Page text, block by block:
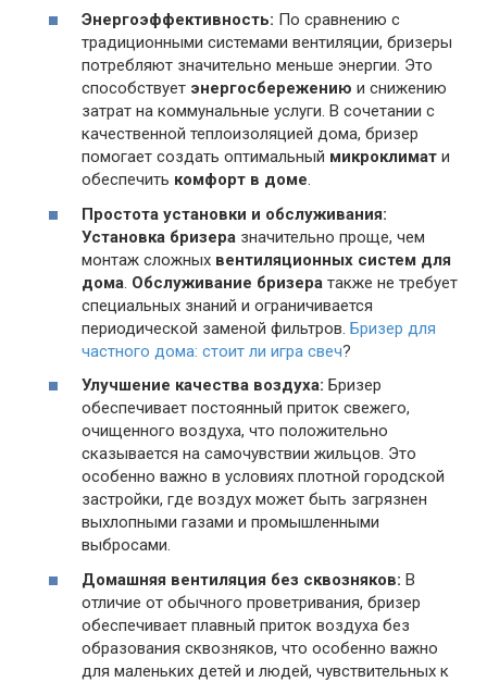
Энергоэффективность: По сравнению с
традиционными системами вентиляции, бризеры
потребляют значительно меньше энергии. Это
способствует энергосбережению и снижению
затрат на коммунальные услуги. В сочетании с
качественной теплоизоляцией дома, бризер
помогает создать оптимальный микроклимат и
обеспечить комфорт в доме.
Простота установки и обслуживания:
Установка бризера значительно проще, чем
монтаж сложных вентиляционных систем для
дома Обслуживание бризера также не требует
специальных знаний и ограничивается
периодической заменой фильтров. Бризер для
частного дома: стоит ли игра свеч?
Улучшение качества воздуха: Бризер
обеспечивает постоянный приток свежего,
очищенного воздуха, что положительно
сказывается на самочувствии жильцов. Это
особенно важно в условиях плотной городской
застройки, где воздух может быть загрязнен
выхлопными газами и промышленными
выбросами.
Домашняя вентиляция без сквозняков: В
отличие от обычного проветривания, бризер
обеспечивает плавный приток воздуха без
образования сквозняков, что особенно важно
для маленьких детей и людей, чувствительных к